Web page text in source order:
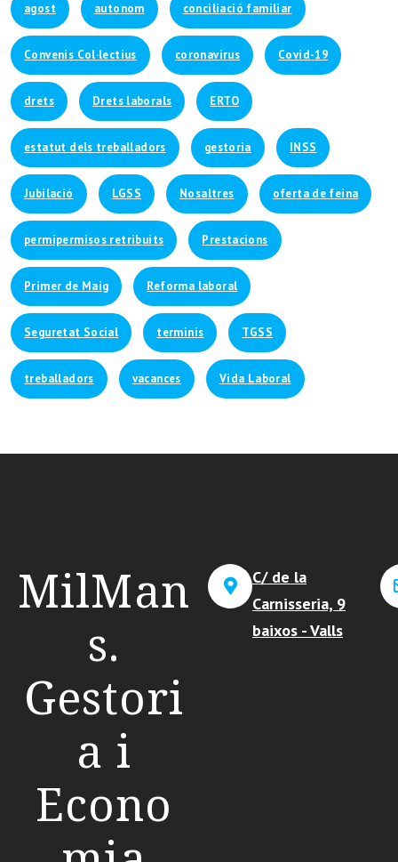
agost autonom conciliació familiar
Convenis Col·lectius coronavirus Covid-19
drets Drets laborals ERTO
estatut dels treballadors gestoria INSS
Jubilació LGSS Nosaltres oferta de feina
permipermisos retribuits Prestacions
Primer de Maig Reforma laboral
Seguretat Social terminis TGSS
treballadors vacances Vida Laboral
MilMan
s.
Gestori
a i
Econo
C/ de la
Carnisseria, 9
baixos - Valls